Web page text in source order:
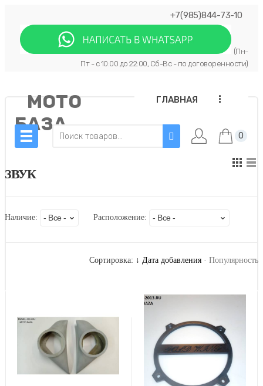
+7(985)844-73-10
(Пн-
Пт - с 10:00 до 22:00, Сб-Вс - по договоренности)
МОТО
БАЗА
ГЛАВНАЯ ...
0
ЗВУК
Наличие: Расположение:
Сортировка: ↓ Дата добавления · Популярность